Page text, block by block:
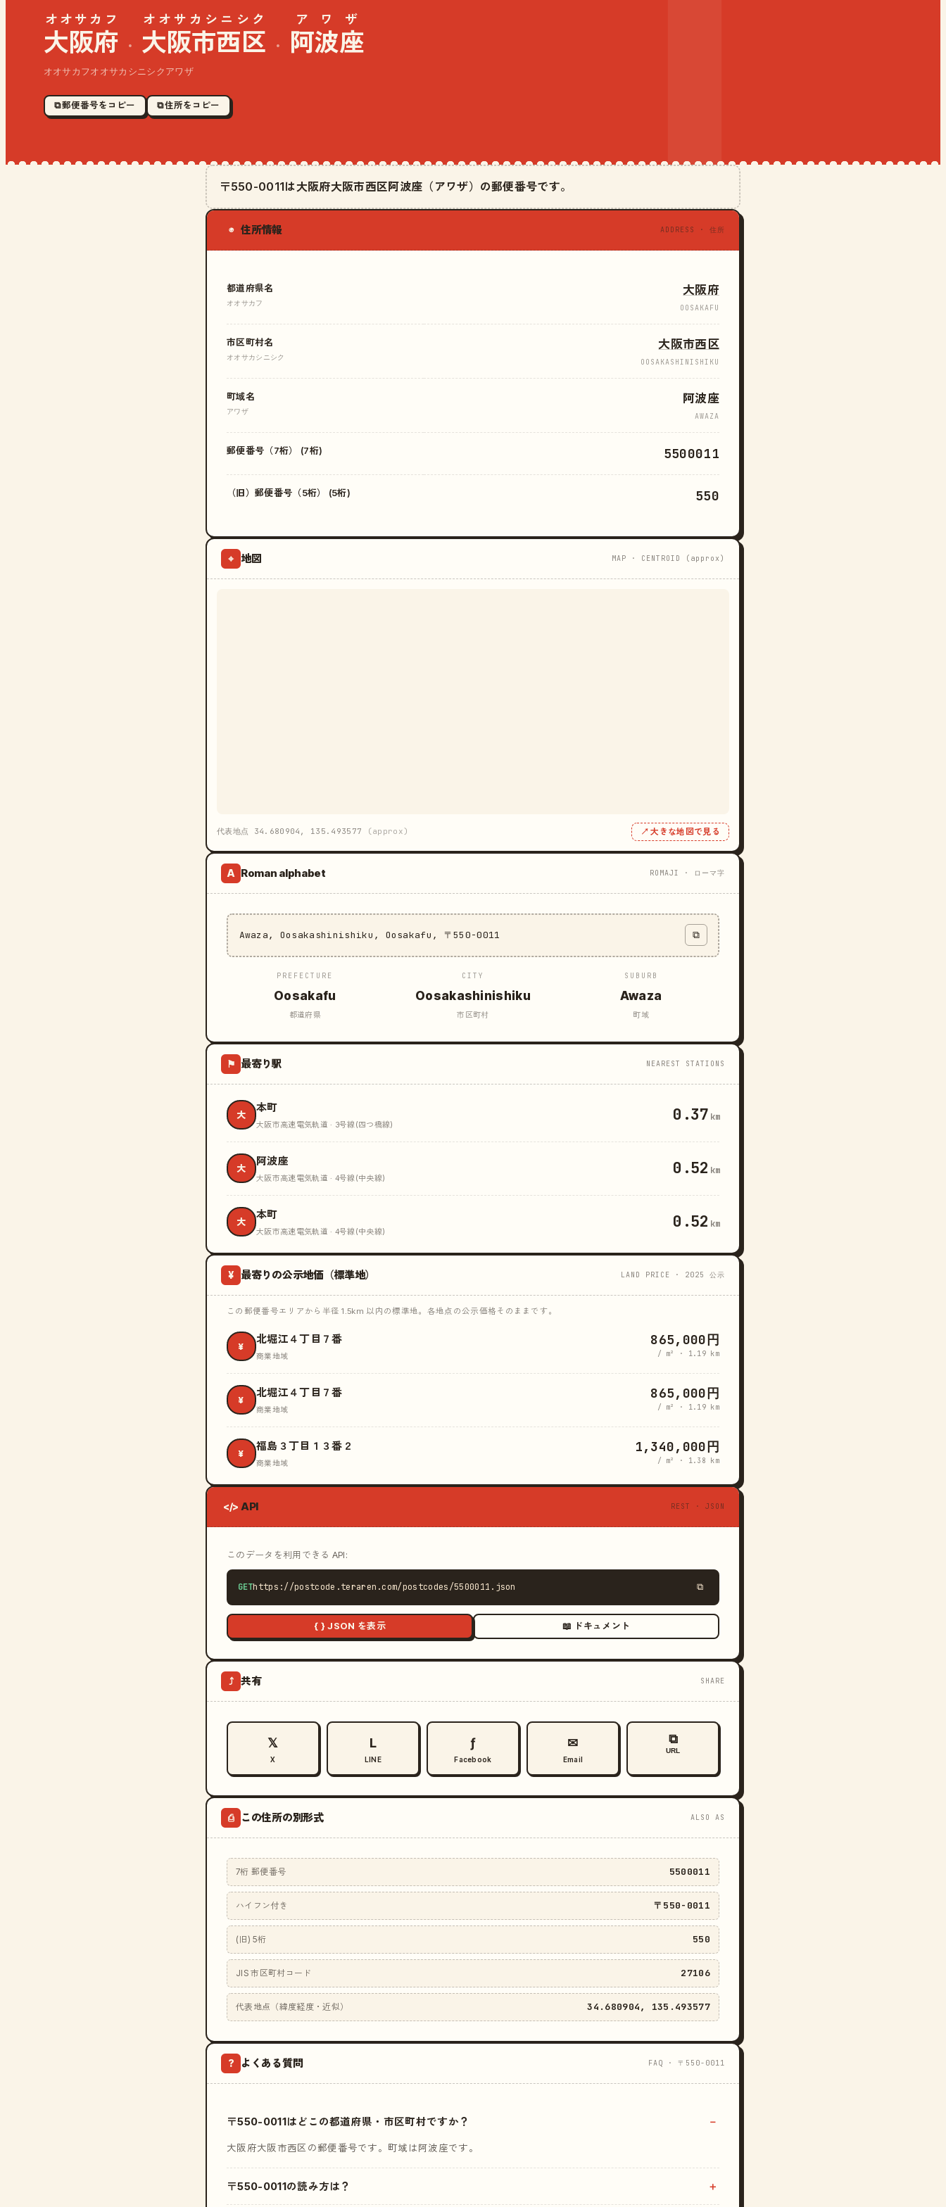
大阪府
オオサカフ
· 大阪市西区
オオサカシニシク
· 阿波座
アワザ
オオサカフオオサカシニシクアワザ
⧉ 郵便番号をコピー ⧉ 住所をコピー
〒550-0011は大阪府大阪市西区阿波座（アワザ）の郵便番号です。
◉ 住所情報 ADDRESS · 住所
都道府県名
オオサカフ
大阪府
OOSAKAFU
市区町村名
オオサカシニシク
大阪市西区
OOSAKASHINISHIKU
町域名
アワザ
阿波座
AWAZA
郵便番号（7桁） (7桁) 5500011
（旧）郵便番号（5桁） (5桁) 550
⌖ 地図 MAP · CENTROID (approx)
代表地点 34.680904, 135.493577 (approx) ↗ 大きな地図で見る
A Roman alphabet ROMAJI · ローマ字
Awaza, Oosakashinishiku, Oosakafu, 〒550-0011 ⧉
PREFECTURE
Oosakafu
都道府県
CITY
Oosakashinishiku
市区町村
SUBURB
Awaza
町域
⚑ 最寄り駅 NEAREST STATIONS
大
本町
大阪市高速電気軌道 · 3号線(四つ橋線) 0.37 km
大
阿波座
大阪市高速電気軌道 · 4号線(中央線) 0.52 km
大
本町
大阪市高速電気軌道 · 4号線(中央線) 0.52 km
¥ 最寄りの公示地価（標準地） LAND PRICE · 2025 公示
この郵便番号エリアから半径 1.5km 以内の標準地。各地点の公示価格そのままです。
¥
北堀江４丁目７番
商業地域
865,000円
/ m² · 1.19 km
¥
北堀江４丁目７番
商業地域
865,000円
/ m² · 1.19 km
¥
福島３丁目１３番２
商業地域
1,340,000円
/ m² · 1.38 km
</> API REST · JSON
このデータを利用できる API:
GEThttps://postcode.teraren.com/postcodes/5500011.json ⧉
{ } JSON を表示 📖 ドキュメント
⤴ 共有 SHARE
𝕏
X
L
LINE
ƒ
Facebook
✉
Email
⧉
URL
⎙ この住所の別形式 ALSO AS
7桁 郵便番号 5500011
ハイフン付き 〒550-0011
(旧) 5桁 550
JIS 市区町村コード 27106
代表地点（緯度経度・近似） 34.680904, 135.493577
? よくある質問 FAQ · 〒550-0011
〒550-0011はどこの都道府県・市区町村ですか？
大阪府大阪市西区の郵便番号です。町域は阿波座です。
〒550-0011の読み方は？